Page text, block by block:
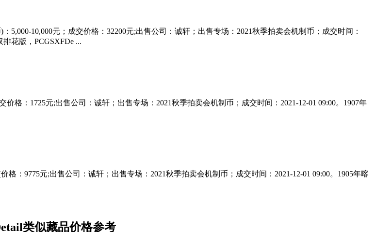
5,000-10,000元；成交价格：32200元;出售公司：诚轩；出售专场：2021秋季拍卖会机制币；成交时间：
花版，PCGSXFDe ...
格：1725元;出售公司：诚轩；出售专场：2021秋季拍卖会机制币；成交时间：2021-12-01 09:00。1907年
格：9775元;出售公司：诚轩；出售专场：2021秋季拍卖会机制币；成交时间：2021-12-01 09:00。1905年喀
类似藏品价格参考